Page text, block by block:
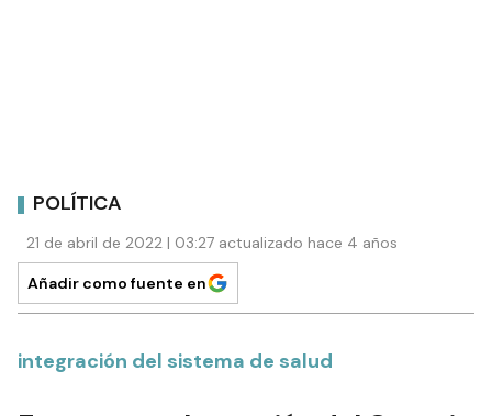
POLÍTICA
21 de abril de 2022 | 03:27 actualizado hace 4 años
Añadir como fuente en
integración del sistema de salud